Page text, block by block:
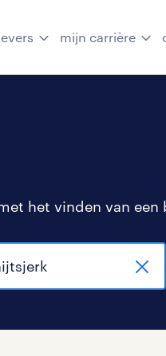
mijn carrière
het vinden van